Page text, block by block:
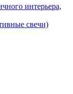
интерьера,
свечи)